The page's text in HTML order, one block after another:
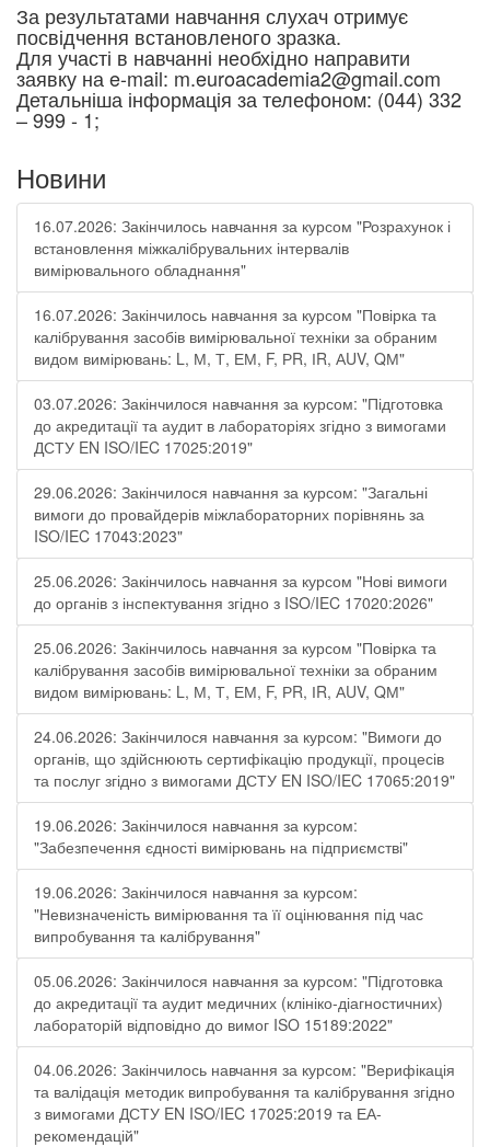
За результатами навчання слухач отримує
посвідчення встановленого зразка.
Для участі в навчанні необхідно направити
заявку на e-mail: m.euroacademia2@gmail.com
Детальніша інформація за телефоном: (044) 332
– 999 - 1;
Новини
16.07.2026: Закінчилось навчання за курсом "Розрахунок і
встановлення міжкалібрувальних інтервалів
вимірювального обладнання"
16.07.2026: Закінчилось навчання за курсом "Повірка та
калібрування засобів вимірювальної техніки за обраним
видом вимірювань: L, М, Т, ЕМ, F, РR, ІR, АUV, QМ"
03.07.2026: Закінчилося навчання за курсом: "Підготовка
до акредитації та аудит в лабораторіях згідно з вимогами
ДСТУ EN ISO/IEC 17025:2019"
29.06.2026: Закінчилося навчання за курсом: "Загальні
вимоги до провайдерів міжлабораторних порівнянь за
ISO/IEC 17043:2023"
25.06.2026: Закінчилось навчання за курсом "Нові вимоги
до органів з інспектування згідно з ISO/IEC 17020:2026"
25.06.2026: Закінчилось навчання за курсом "Повірка та
калібрування засобів вимірювальної техніки за обраним
видом вимірювань: L, М, Т, ЕМ, F, РR, ІR, АUV, QМ"
24.06.2026: Закінчилося навчання за курсом: "Вимоги до
органів, що здійснюють сертифікацію продукції, процесів
та послуг згідно з вимогами ДСТУ EN ISO/IEC 17065:2019"
19.06.2026: Закінчилося навчання за курсом:
"Забезпечення єдності вимірювань на підприємстві"
19.06.2026: Закінчилося навчання за курсом:
"Невизначеність вимірювання та її оцінювання під час
випробування та калібрування"
05.06.2026: Закінчилося навчання за курсом: "Підготовка
до акредитації та аудит медичних (клініко-діагностичних)
лабораторій відповідно до вимог ISO 15189:2022"
04.06.2026: Закінчилось навчання за курсом: "Верифікація
та валідація методик випробування та калібрування згідно
з вимогами ДСТУ EN ISO/IEC 17025:2019 та ЕА-
рекомендацій"